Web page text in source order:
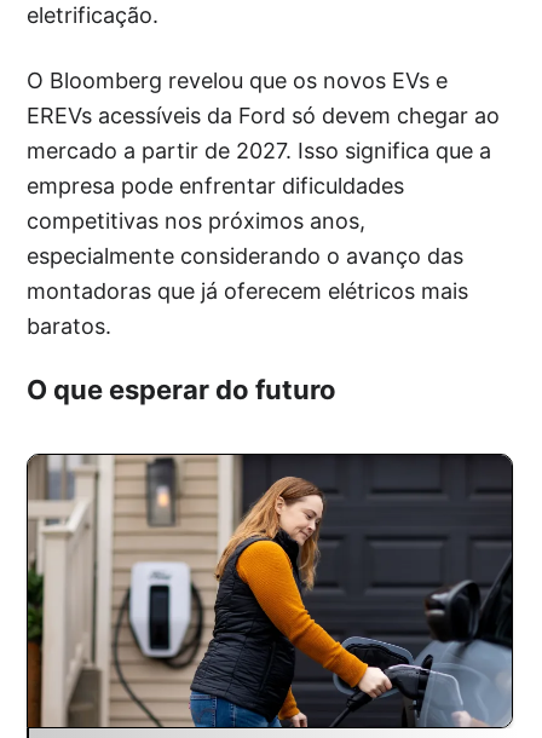
eletrificação.
O Bloomberg revelou que os novos EVs e
EREVs acessíveis da Ford só devem chegar ao
mercado a partir de 2027. Isso significa que a
empresa pode enfrentar dificuldades
competitivas nos próximos anos,
especialmente considerando o avanço das
montadoras que já oferecem elétricos mais
baratos.
O que esperar do futuro